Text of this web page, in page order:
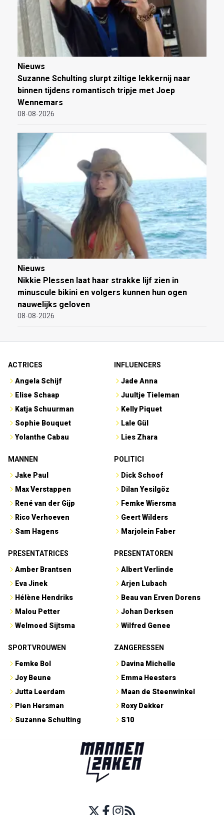
Nieuws
Suzanne Schulting slurpt ziltige lekkernij naar
binnen tijdens romantisch tripje met Joep
Wennemars
08-08-2026
Nieuws
Nikkie Plessen laat haar strakke lijf zien in
minuscule bikini en volgers kunnen hun ogen
nauwelijks geloven
08-08-2026
ACTRICES
Angela Schijf
Elise Schaap
Katja Schuurman
Sophie Bouquet
Yolanthe Cabau
INFLUENCERS
Jade Anna
Juultje Tieleman
Kelly Piquet
Lale Gül
Lies Zhara
MANNEN
Jake Paul
Max Verstappen
René van der Gijp
Rico Verhoeven
Sam Hagens
POLITICI
Dick Schoof
Dilan Yesilgöz
Femke Wiersma
Geert Wilders
Marjolein Faber
PRESENTATRICES
Amber Brantsen
Eva Jinek
Hélène Hendriks
Malou Petter
Welmoed Sijtsma
PRESENTATOREN
Albert Verlinde
Arjen Lubach
Beau van Erven Dorens
Johan Derksen
Wilfred Genee
SPORTVROUWEN
Femke Bol
Joy Beune
Jutta Leerdam
Pien Hersman
Suzanne Schulting
ZANGERESSEN
Davina Michelle
Emma Heesters
Maan de Steenwinkel
Roxy Dekker
S10